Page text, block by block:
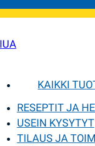
UA
KAIKKI
RESEPTIT JA
USEIN KYSYTYT
TILAUS JA